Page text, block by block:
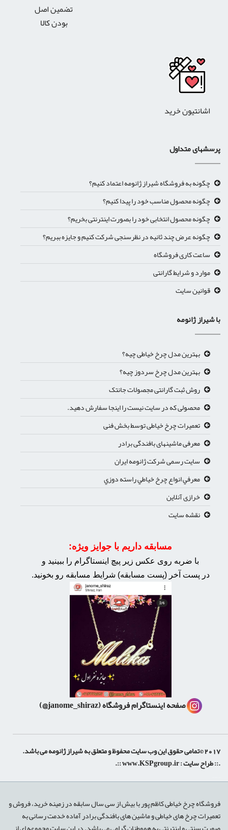
تضمین اصل
بودن کالا
اشانتیون خرید
پرسشهای متداول
چگونه به فروشگاه شیراز ژانومه اعتماد کنیم؟
چگونه محصول مناسب خود را پیدا کنیم؟
چگونه محصول انتخابی خود را بصورت اینترنتی بخریم؟
چگونه عرض چند ثانیه در نظرسنجی شرکت کنیم و جایزه ببریم؟
ساعت کاری فروشگاه
موارد و شرایط گارانتی
قوانین سایت
با شیراز ژانومه
بهترین مدل چرخ خیاطی چیه؟
بهترین مدل چرخ سردوز چیه؟
روش ثبت گارانتی مجصولات جانتک
محصولی که در سایت نیست را اینجا سفارش دهید.
تعمیرات چرخ خیاطی توسط بخش فنی
معرفی ماشینهای بافندگی برادر
سایت رسمی شرکت ژانومه ایران
معرفي انواع چرخ خياطي راسته دوزي
خرازی آنلاین
نقشه سایت
مسابقه داریم با جوایز ویژه:
با ضربه روی عکس زیر پیچ اینستاگرام را ببینید و
در پست آخر (پست مسابقه) شرایط مسابقه رو بخونید.
صفحه اینستاگرام فروشگاه(janome_shiraz@)
2017 ©تمامی حقوق این وب سایت محفوظ و متعلق به شیراز ژانومه می باشد.
.:: طراح سایت :www.KSPgroup.ir
::.
فروشگاه چرخ خیاطی کاظم پور با بیش از سی سال سابقه در زمینه خرید، فروش و
تعمیرات چرخ های خیاطی و ماشین های بافندگی برادر آماده خدمت رسانی به